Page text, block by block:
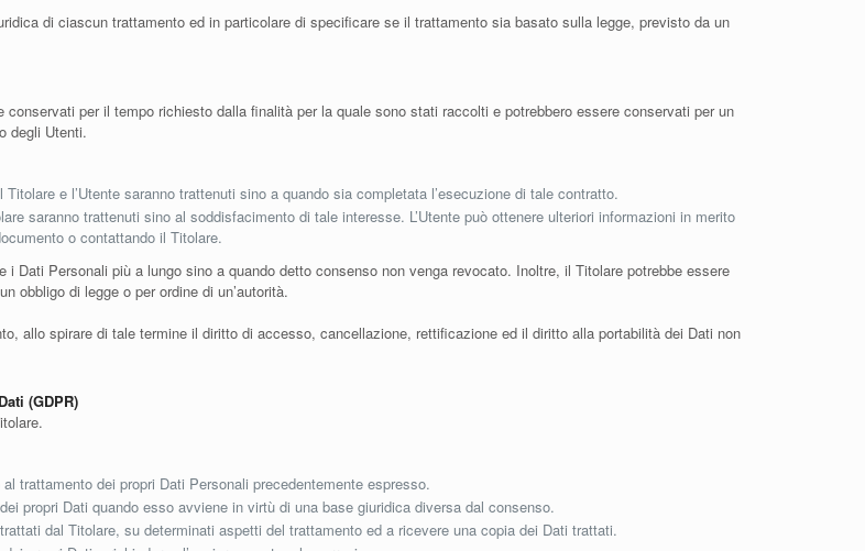
di ciascun trattamento ed in particolare di specificare se il trattamento sia basato sulla legge, previsto da un
per il tempo richiesto dalla finalità per la quale sono stati raccolti e potrebbero essere conservati per un
degli Utenti.
e l’Utente saranno trattenuti sino a quando sia completata l’esecuzione di tale contratto.
saranno trattenuti sino al soddisfacimento di tale interesse. L’Utente può ottenere ulteriori informazioni in merito
o contattando il Titolare.
Dati Personali più a lungo sino a quando detto consenso non venga revocato. Inoltre, il Titolare potrebbe essere
obbligo di legge o per ordine di un’autorità.
allo spirare di tale termine il diritto di accesso, cancellazione, rettificazione ed il diritto alla portabilità dei Dati non
(GDPR)
trattamento dei propri Dati Personali precedentemente espresso.
propri Dati quando esso avviene in virtù di una base giuridica diversa dal consenso.
dal Titolare, su determinati aspetti del trattamento ed a ricevere una copia dei Dati trattati.